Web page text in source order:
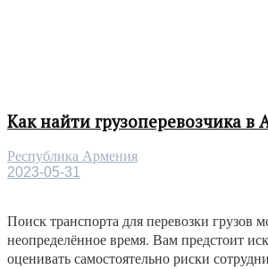
Как найти грузоперевозчика в
Республика Армения
2023-05-31
Поиск транспорта для перевозки грузов
неопределённое время. Вам предстоит
оценивать самостоятельно риски